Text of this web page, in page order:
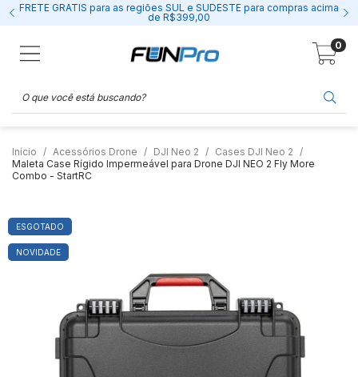
FRETE GRÁTIS para as regiões SUL e SUDESTE para compras acima
de R$399,00
0
Início Acessórios Drone DJI Neo 2
Cases DJI Neo 2
Maleta Case Rígido Impermeável para Drone DJI NEO 2 Fly More
Combo - StartRC
ESGOTADO
NOVIDADE